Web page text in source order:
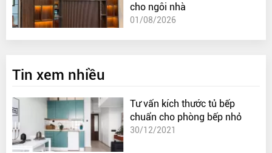
cho ngôi nhà
01/08/2026
Tin xem nhiều
Tư vấn kích thước tủ bếp
chuẩn cho phòng bếp nhỏ
30/12/2021